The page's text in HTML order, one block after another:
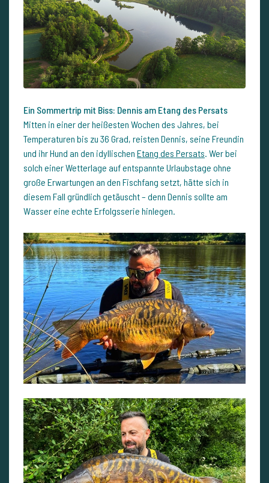
Ein Sommertrip mit Biss: Dennis am Etang des Persats
Mitten in einer der heißesten Wochen des Jahres, bei
Temperaturen bis zu 36 Grad, reisten Dennis, seine Freundin
und ihr Hund an den idyllischen Etang des Persats. Wer bei
solch einer Wetterlage auf entspannte Urlaubstage ohne
große Erwartungen an den Fischfang setzt, hätte sich in
diesem Fall gründlich getäuscht – denn Dennis sollte am
Wasser eine echte Erfolgsserie hinlegen.